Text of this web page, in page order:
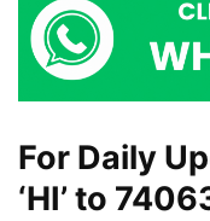
For Daily
‘HI’ to